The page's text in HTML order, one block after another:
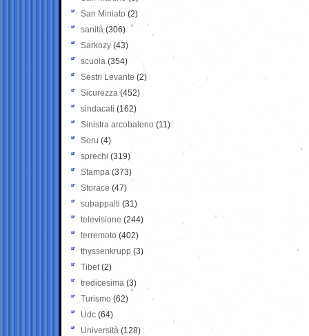
San Miniato (2)
sanità (306)
Sarkozy (43)
scuola (354)
Sestri Levante (2)
Sicurezza (452)
sindacati (162)
Sinistra arcobaleno (11)
Soru (4)
sprechi (319)
Stampa (373)
Storace (47)
subappalti (31)
televisione(244)
terremoto (402)
thyssenkrupp (3)
Tibet(2)
tredicesima (3)
Turismo (62)
Udc (64)
Università (128)